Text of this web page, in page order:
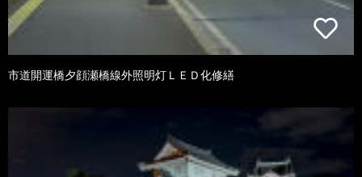
市道開運橋夕顔瀬橋線外照明灯ＬＥＤ化修繕